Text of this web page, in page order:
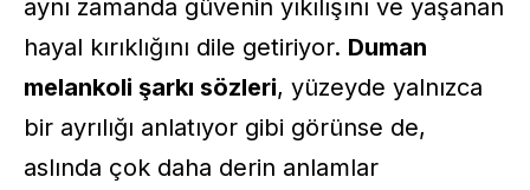
aynı zamanda güvenin yıkılışını ve yaşanan
hayal kırıklığını dile getiriyor. Duman
melankoli şarkı sözleri, yüzeyde yalnızca
bir ayrılığı anlatıyor gibi görünse de,
aslında çok daha derin anlamlar